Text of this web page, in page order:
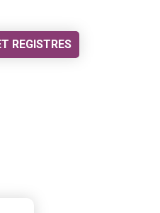
REGISTRES